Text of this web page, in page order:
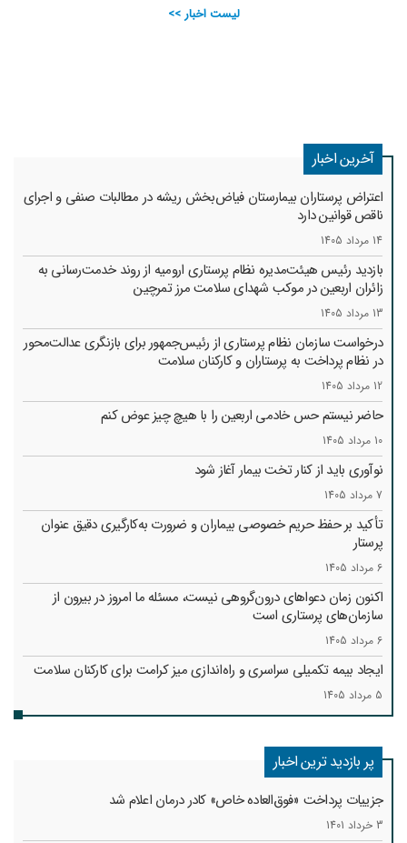
لیست اخبار >>
آخرین اخبار
اعتراض پرستاران بیمارستان فیاض‌بخش ریشه در مطالبات صنفی و اجرای
ناقص قوانین دارد
14 مرداد 1405
بازدید رئیس هیئت‌مدیره نظام پرستاری ارومیه از روند خدمت‌رسانی به
زائران اربعین در موکب شهدای سلامت مرز تمرچین
13 مرداد 1405
درخواست سازمان نظام پرستاری از رئیس‌جمهور برای بازنگری عدالت‌محور
در نظام پرداخت به پرستاران و کارکنان سلامت
12 مرداد 1405
حاضر نیستم حس خادمی اربعین را با هیچ چیز عوض کنم
10 مرداد 1405
نوآوری باید از کنار تخت بیمار آغاز شود
7 مرداد 1405
تأکید بر حفظ حریم خصوصی بیماران و ضرورت به‌کارگیری دقیق عنوان
پرستار
6 مرداد 1405
اکنون زمان دعواهای درون‌گروهی نیست، مسئله ما امروز در بیرون از
سازمان‌های پرستاری است
6 مرداد 1405
ایجاد بیمه تکمیلی سراسری و راه‌اندازی میز کرامت برای کارکنان سلامت
5 مرداد 1405
پر بازدید ترین اخبار
جزییات پرداخت «فوق‌العاده خاص» کادر درمان اعلام شد
3 خرداد 1401